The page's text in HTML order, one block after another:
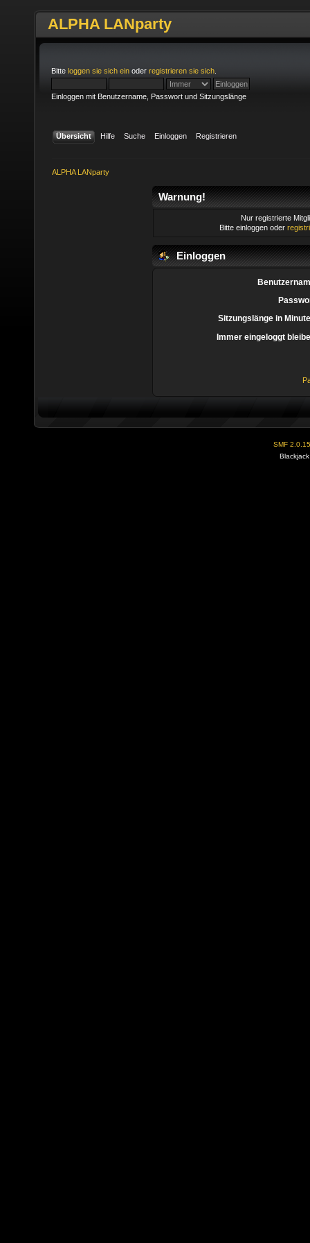
ALPHA LANparty
Bitte loggen sie sich ein oder registrieren sie sich
Einloggen mit Benutzername, Passwort und Sitzungslänge
Übersicht Hilfe Suche Einloggen Registrieren
ALPHA LANparty
Warnung!
Nur registrierte
Bitte einloggen oder
Einloggen
Sitzungslänge in
Immer eingeloggt
SMF 2.0.15